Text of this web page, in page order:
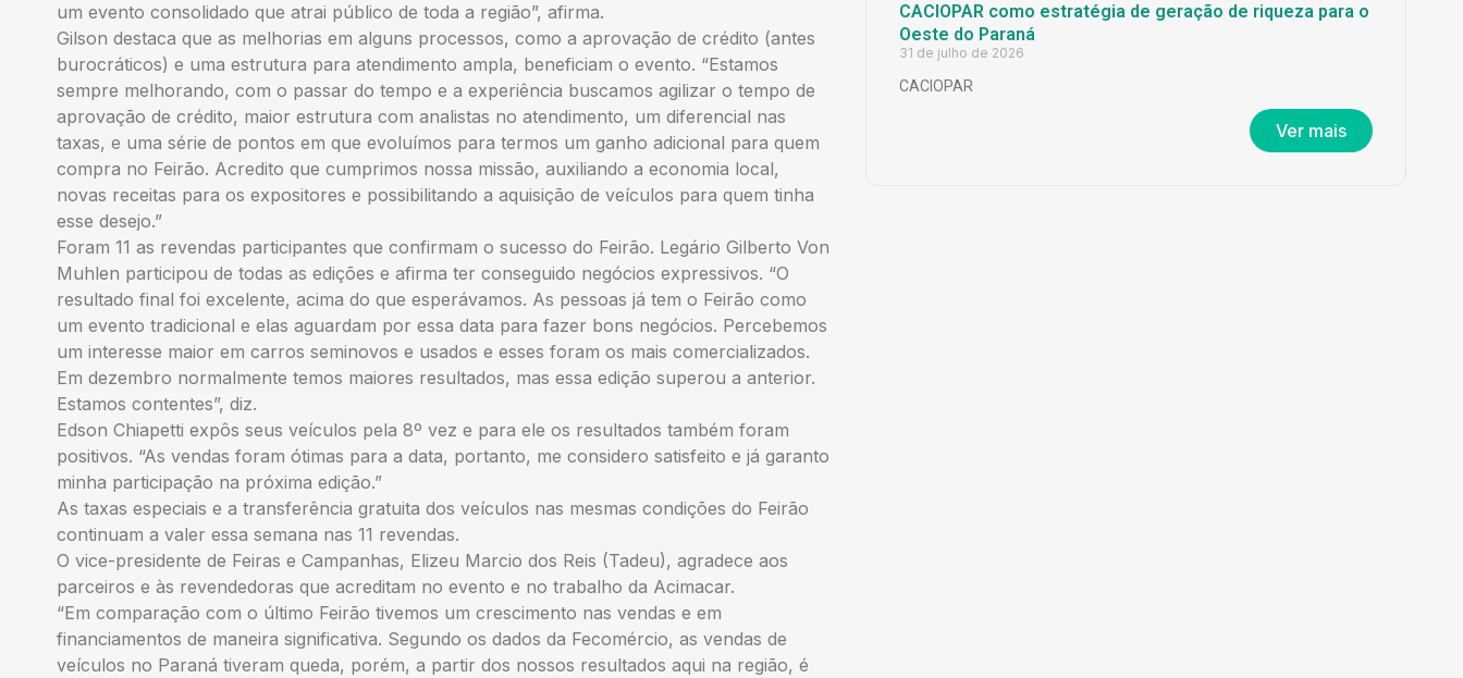
um evento consolidado que atrai público de toda a região”, afirma.
Gilson destaca que as melhorias em alguns processos, como a aprovação de crédito (antes
burocráticos) e uma estrutura para atendimento ampla, beneficiam o evento. “Estamos
sempre melhorando, com o passar do tempo e a experiência buscamos agilizar o tempo de
aprovação de crédito, maior estrutura com analistas no atendimento, um diferencial nas
taxas, e uma série de pontos em que evoluímos para termos um ganho adicional para quem
compra no Feirão. Acredito que cumprimos nossa missão, auxiliando a economia local,
novas receitas para os expositores e possibilitando a aquisição de veículos para quem tinha
esse desejo.”
Foram 11 as revendas participantes que confirmam o sucesso do Feirão. Legário Gilberto Von
Muhlen participou de todas as edições e afirma ter conseguido negócios expressivos. “O
resultado final foi excelente, acima do que esperávamos. As pessoas já tem o Feirão como
um evento tradicional e elas aguardam por essa data para fazer bons negócios. Percebemos
um interesse maior em carros seminovos e usados e esses foram os mais comercializados.
Em dezembro normalmente temos maiores resultados, mas essa edição superou a anterior.
Estamos contentes”, diz.
Edson Chiapetti expôs seus veículos pela 8º vez e para ele os resultados também foram
positivos. “As vendas foram ótimas para a data, portanto, me considero satisfeito e já garanto
minha participação na próxima edição.”
As taxas especiais e a transferência gratuita dos veículos nas mesmas condições do Feirão
continuam a valer essa semana nas 11 revendas.
O vice-presidente de Feiras e Campanhas, Elizeu Marcio dos Reis (Tadeu), agradece aos
parceiros e às revendedoras que acreditam no evento e no trabalho da Acimacar.
“Em comparação com o último Feirão tivemos um crescimento nas vendas e em
financiamentos de maneira significativa. Segundo os dados da Fecomércio, as vendas de
veículos no Paraná tiveram queda, porém, a partir dos nossos resultados aqui na região, é
CACIOPAR como estratégia de geração de riqueza para o
Oeste do Paraná
31 de julho de 2026
CACIOPAR
Ver mais